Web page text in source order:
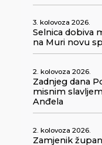
3. kolovoza 2026.
Selnica dobiva
na Muri novu
2. kolovoza 2026.
Zadnjeg dana
misnim
Anđela
2. kolovoza 2026.
Zamjenik